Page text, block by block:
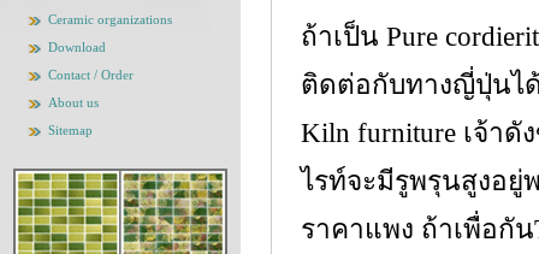
Ceramic organizations
Download
Contact / Order
About us
Sitemap
ถ้าเป็น Pure
ติดต่อกับทางญี่ปุ่นได้
Kiln furniture เจ้าดั
ไรท์จะมีรูพรุนสูงอยู่
ราคาแพง ถ้าเพื่อกั